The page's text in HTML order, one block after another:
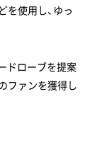
を使用し、ゆっ
ドローブを提案
ファンを獲得し